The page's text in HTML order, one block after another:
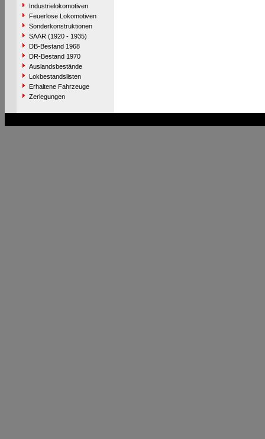
Industrielokomotiven
Feuerlose Lokomotiven
Sonderkonstruktionen
SAAR (1920 - 1935)
DB-Bestand 1968
DR-Bestand 1970
Auslandsbestände
Lokbestandslisten
Erhaltene Fahrzeuge
Zerlegungen